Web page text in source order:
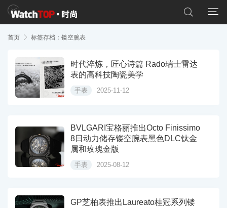


首页  标签存档：镂空腕表
时代淬炼，匠心诗篇 Rado瑞士雷达
表的高科技陶瓷美学
手表 2025-11-12
BVLGARI宝格丽推出Octo Finissimo
8日动力储存镂空腕表黑色DLC钛金
属和玫瑰金版
手表 2025-08-12
GP芝柏表推出Laureato桂冠系列镂